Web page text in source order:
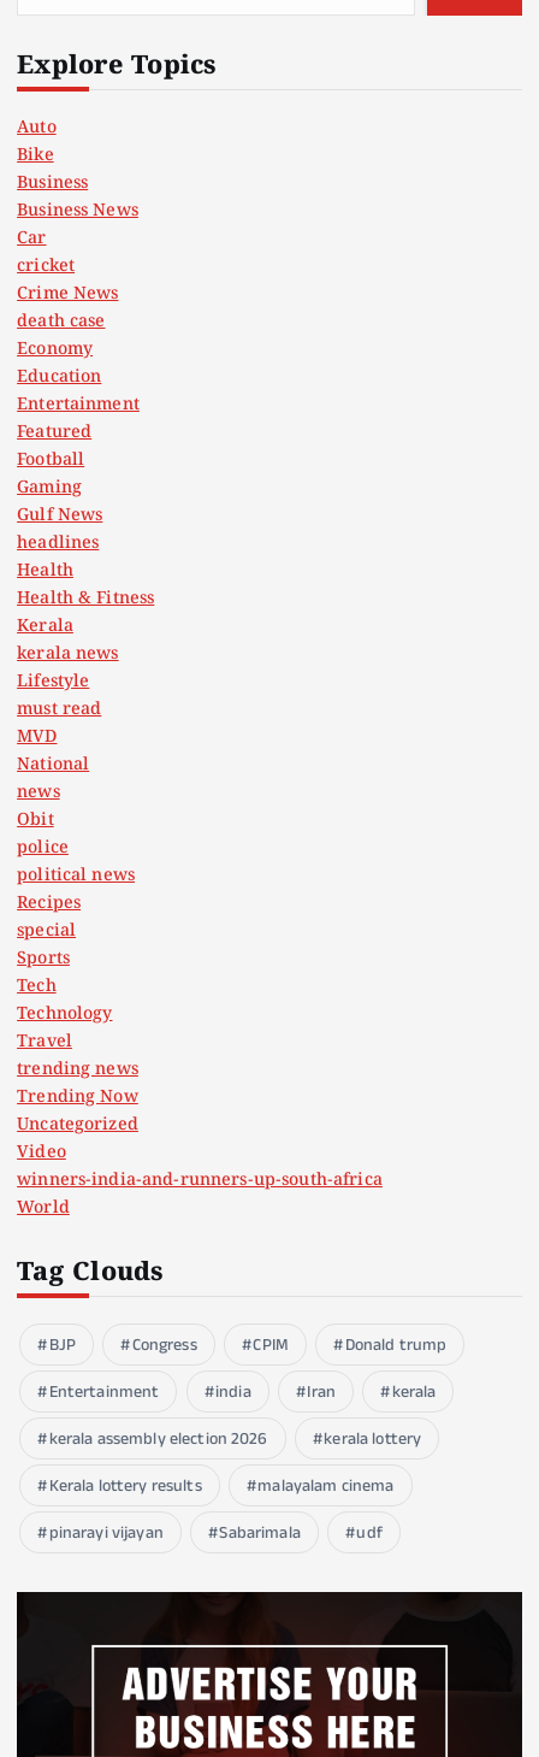
Explore Topics
Auto
Bike
Business
Business News
Car
cricket
Crime News
death case
Economy
Education
Entertainment
Featured
Football
Gaming
Gulf News
headlines
Health
Health & Fitness
Kerala
kerala news
Lifestyle
must read
MVD
National
news
Obit
police
political news
Recipes
special
Sports
Tech
Technology
Travel
trending news
Trending Now
Uncategorized
Video
winners-india-and-runners-up-south-africa
World
Tag Clouds
BJP Congress CPIM
Donald trump
Entertainment
india Iran
kerala
kerala assembly election 2026
kerala lottery
Kerala lottery results
malayalam cinema
pinarayi vijayan
Sabarimala udf